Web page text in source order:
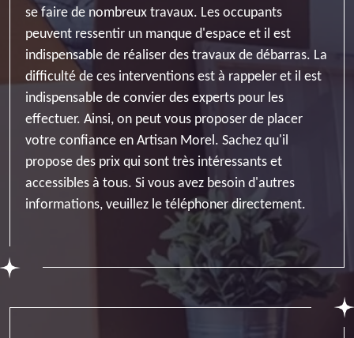
se faire de nombreux travaux. Les occupants
peuvent ressentir un manque d'espace et il est
indispensable de réaliser des travaux de débarras. La
difficulté de ces interventions est à rappeler et il est
indispensable de convier des experts pour les
effectuer. Ainsi, on peut vous proposer de placer
votre confiance en Artisan Morel. Sachez qu'il
propose des prix qui sont très intéressants et
accessibles à tous. Si vous avez besoin d'autres
informations, veuillez le téléphoner directement.